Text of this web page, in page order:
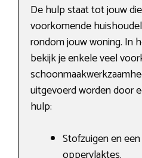
De hulp staat tot jouw
voorkomende
rondom jouw woning. In
bekijk je enkele veel
uitgevoerd worden door
hulp:
Stofzuigen en